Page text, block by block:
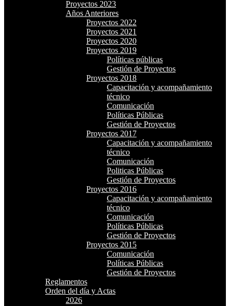
Proyectos 2023
Años Anteriores
Proyectos 2022
Proyectos 2021
Proyectos 2020
Proyectos 2019
Políticas públicas
Gestión de Proyectos
Proyectos 2018
Capacitación y acompañamiento
técnico
Comunicación
Políticas Públicas
Gestión de Proyectos
Proyectos 2017
Capacitación y acompañamiento
técnico
Comunicación
Politicas Públicas
Gestión de Proyectos
Proyectos 2016
Capacitación y acompañamiento
técnico
Comunicación
Políticas Públicas
Gestión de Proyectos
Proyectos 2015
Comunicación
Políticas Públicas
Gestión de Proyectos
Reglamentos
Orden del día y Actas
2026